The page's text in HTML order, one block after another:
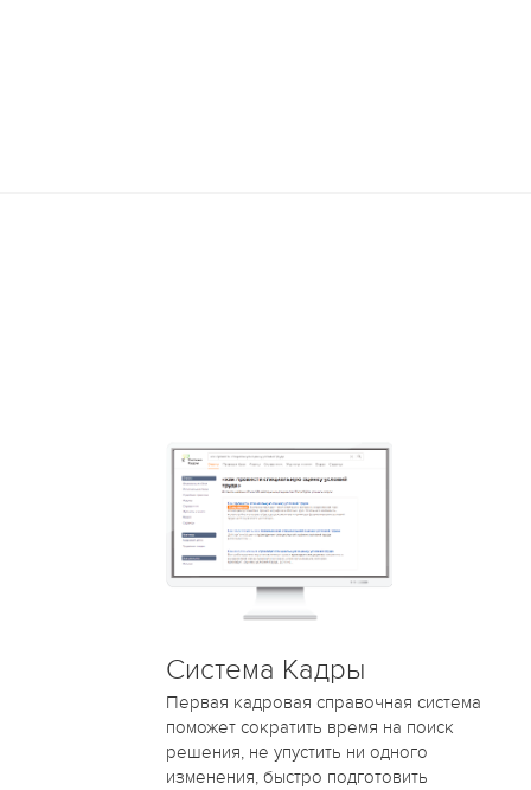
Система Кадры
Первая кадровая справочная система
поможет cократить время на поиск
решения, не упустить ни одного
изменения, быстро подготовить